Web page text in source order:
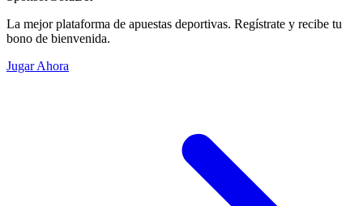
La mejor plataforma de apuestas deportivas. Regístrate y recibe tu
bono de bienvenida.
Jugar Ahora